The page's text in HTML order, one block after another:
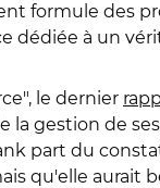
formule des
dédiée à un
le dernier
gestion de
part du
qu'elle aurait